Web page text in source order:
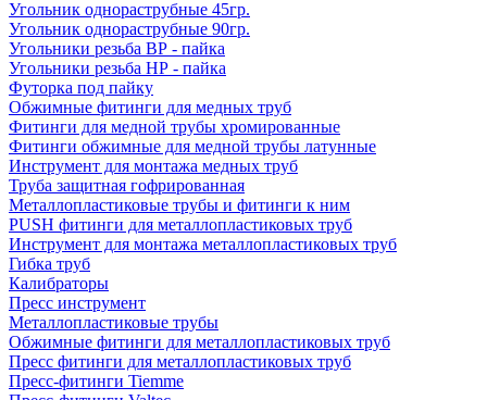
Угольник однораструбные 45гр.
Угольник однораструбные 90гр.
Угольники резьба ВР - пайка
Угольники резьба НР - пайка
Футорка под пайку
Обжимные фитинги для медных труб
Фитинги для медной трубы хромированные
Фитинги обжимные для медной трубы латунные
Инструмент для монтажа медных труб
Труба защитная гофрированная
Металлопластиковые трубы и фитинги к ним
PUSH фитинги для металлопластиковых труб
Инструмент для монтажа металлопластиковых труб
Гибка труб
Калибраторы
Пресс инструмент
Металлопластиковые трубы
Обжимные фитинги для металлопластиковых труб
Пресс фитинги для металлопластиковых труб
Пресс-фитинги Tiemme